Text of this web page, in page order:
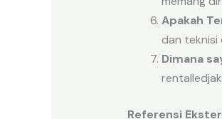
Apakah
dan teknisi
Dimana
Referensi